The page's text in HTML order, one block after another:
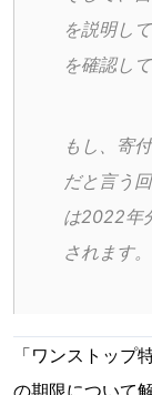
を説明し
を確認し
もし、寄
だと言う
は2022年
されます。
「ワンストップ
の期限について